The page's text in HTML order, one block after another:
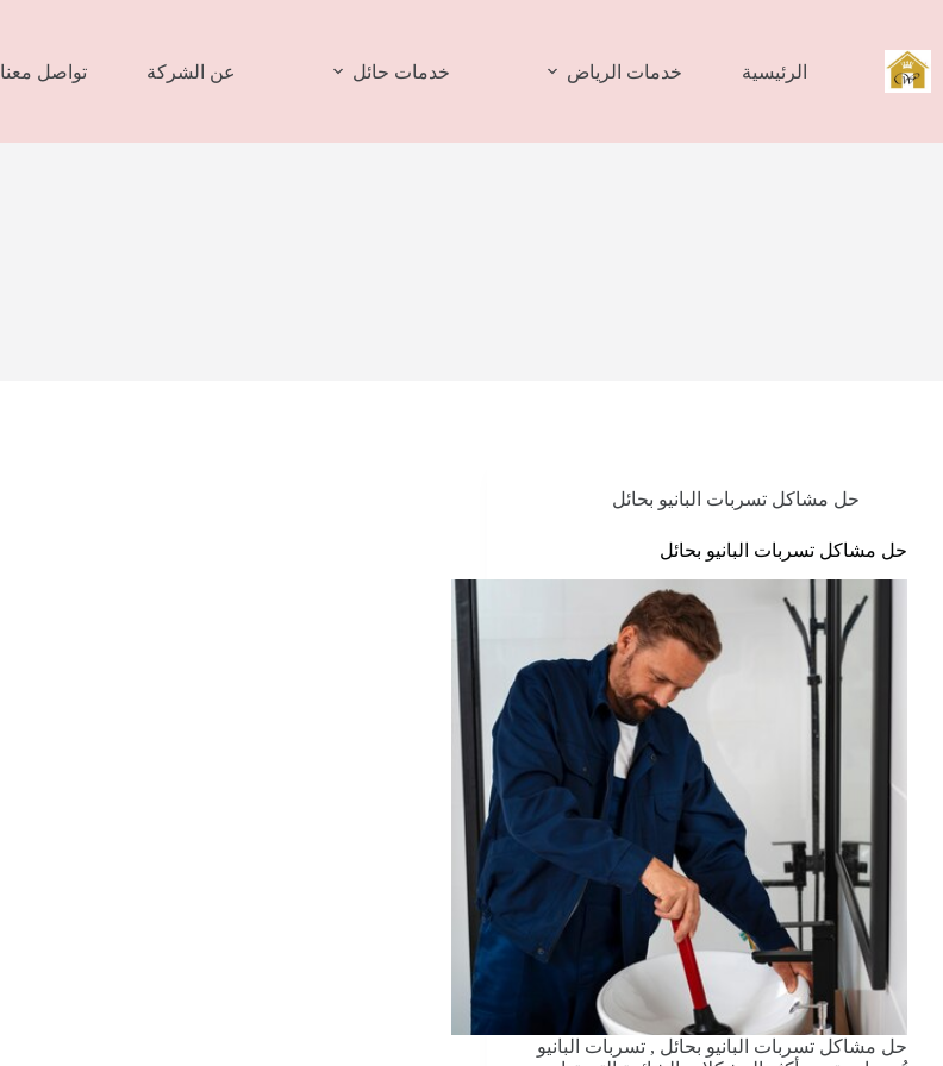
المحتوى
الرئيسية خدمات الرياض خدمات حائل عن الشركة تواصل معنا
حل مشاكل تسربات البانيو بحائل
حل مشاكل تسربات البانيو بحائل
حل مشاكل تسربات البانيو بحائل , تسربات البانيو